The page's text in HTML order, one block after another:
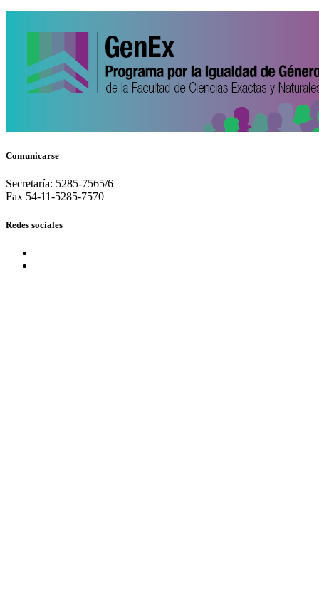
Comunicarse
Secretaría: 5285-7565/6
Fax 54-11-5285-7570
Redes sociales